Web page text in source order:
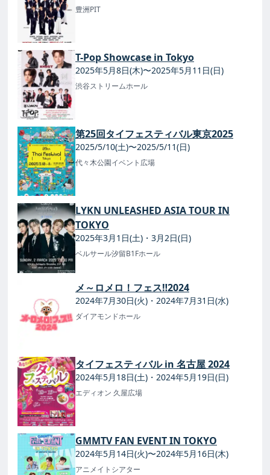
豊洲PIT
T-Pop Showcase in Tokyo
2025年5月8日(木)〜2025年5月11日(日)
渋谷ストリームホール
第25回タイフェスティバル東京2025
2025/5/10(土)〜2025/5/11(日)
代々木公園イベント広場
LYKN UNLEASHED ASIA TOUR IN
TOKYO
2025年3月1日(土)・3月2日(日)
ベルサール汐留B1Fホール
メ～ロメロ！フェス‼2024
2024年7月30日(火)・2024年7月31日(水)
ダイアモンドホール
タイフェスティバル in 名古屋 2024
2024年5月18日(土)・2024年5月19日(日)
エディオン 久屋広場
GMMTV FAN EVENT IN TOKYO
2024年5月14日(火)〜2024年5月16日(木)
アニメイトシアター